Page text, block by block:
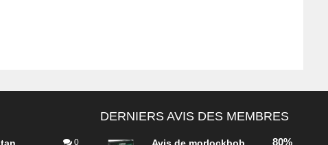
0
DERNIERS AVIS DES MEMBRES
80%